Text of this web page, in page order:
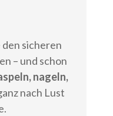
den sicheren
– und schon
nageln,
nach Lust